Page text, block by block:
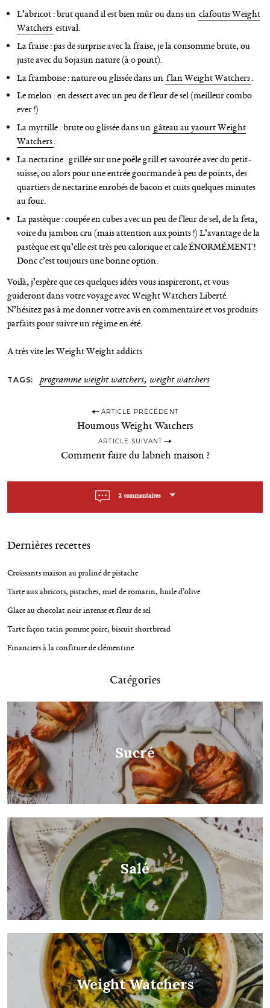
Dernières recettes
Croissants maison au praliné de pistache
Tarte aux abricots, pistaches, miel de romarin, huile d’olive
Glace au chocolat noir intense et fleur de sel
Tarte façon tatin pomme poire, biscuit shortbread
Financiers à la confiture de clémentine
Catégories
Sucré
Salé
Weight Watchers
L’abricot : brut quand il est bien mûr ou dans un clafoutis Weight
Watchers estival.
La fraise : pas de surprise avec la fraise, je la consomme brute, ou
juste avec du Sojasun nature (à 0 point).
La framboise : nature ou glissée dans un flan Weight Watchers.
Le melon : en dessert avec un peu de fleur de sel (meilleur combo
ever !)
La myrtille : brute ou glissée dans un gâteau au yaourt Weight
Watchers.
La nectarine : grillée sur une poêle grill et savourée avec du petit-
suisse, ou alors pour une entrée gourmande à peu de points, des
quartiers de nectarine enrobés de bacon et cuits quelques minutes
au four.
La pastèque : coupée en cubes avec un peu de fleur de sel, de la feta,
voire du jambon cru (mais attention aux points !) L’avantage de la
pastèque est qu’elle est très peu calorique et cale ÉNORMÉMENT !
Donc c’est toujours une bonne option.
Voilà, j’espère que ces quelques idées vous inspireront, et vous
guideront dans votre voyage avec Weight Watchers Liberté.
N’hésitez pas à me donner votre avis en commentaire et vos produits
parfaits pour suivre un régime en été.
A très vite les Weight Weight addicts
TAGS programme weight watchers weight watchers
n
i
a
t
i
o
n
ARTICLE PRÉCÉDENT
Houmous Weight Watchers
ARTICLE SUIVANT
Comment faire du labneh maison ?
2 commentaires
R
p